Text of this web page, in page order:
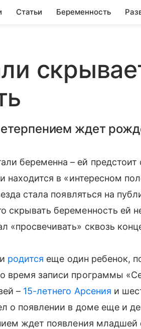
Статьи Беременность
ждет
беременна – ей предстоит
находится в «интересном
стала появляться на
скрывать беременность ей
«просвечивать» сквозь
родится еще один ребенок,
время записи программы
– 15-летнего Арсения и
о появлении в доме еще и
ждет появления